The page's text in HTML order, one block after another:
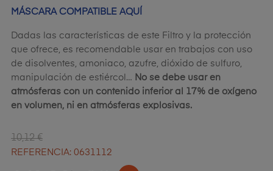
MÁSCARA COMPATIBLE AQUÍ
Dadas las características de este Filtro y la protección
que ofrece, es recomendable usar en trabajos con uso
de disolventes, amoniaco, azufre, dióxido de sulfuro,
manipulación de estiércol… No se debe usar en
atmósferas con un contenido inferior al 17% de oxígeno
en volumen, ni en atmósferas explosivas.
10,12 €
REFERENCIA: 0631112